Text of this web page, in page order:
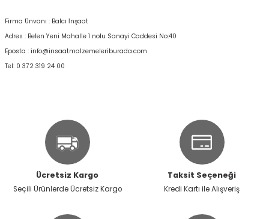
Firma Ünvanı : Balcı İnşaat
Adres : Belen Yeni Mahalle 1 nolu Sanayi Caddesi No:40
Eposta : info@insaatmalzemeleriburada.com
Tel: 0 372 319 24 00
Ücretsiz Kargo
Seçili Ürünlerde Ücretsiz Kargo
Taksit Seçeneği
Kredi Kartı ile Alışveriş